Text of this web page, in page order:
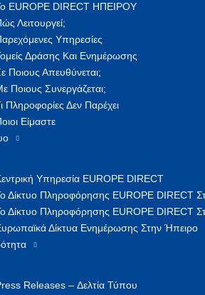
EUROPE DIRECT ΗΠΕΙΡΟΥ
Λειτουργεί;
Υπηρεσίες
Δράσης Και Ενημέρωσης
Ποιους Απευθύνεται;
Ποιους Συνεργάζεται;
Πληροφορίες Δεν Παρέχει
Είμαστε
Υπηρεσία EUROPE DIRECT
Δίκτυο Πληροφόρησης EUROPE DIRECT
Δίκτυο Πληροφόρησης EUROPE DIRECT
Δίκτυα Ενημέρωσης Στην Ήπειρο
Releases – Δελτία Τύπου